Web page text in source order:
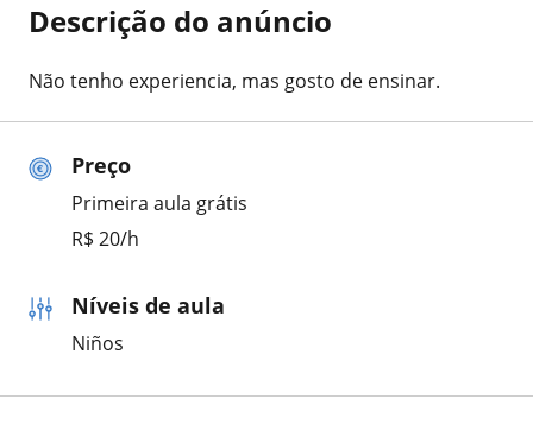
Preço
Primeira aula grátis
R$ 20/h
Níveis de aula
Niños
Descrição do anúncio
Não tenho experiencia, mas gosto de ensinar.